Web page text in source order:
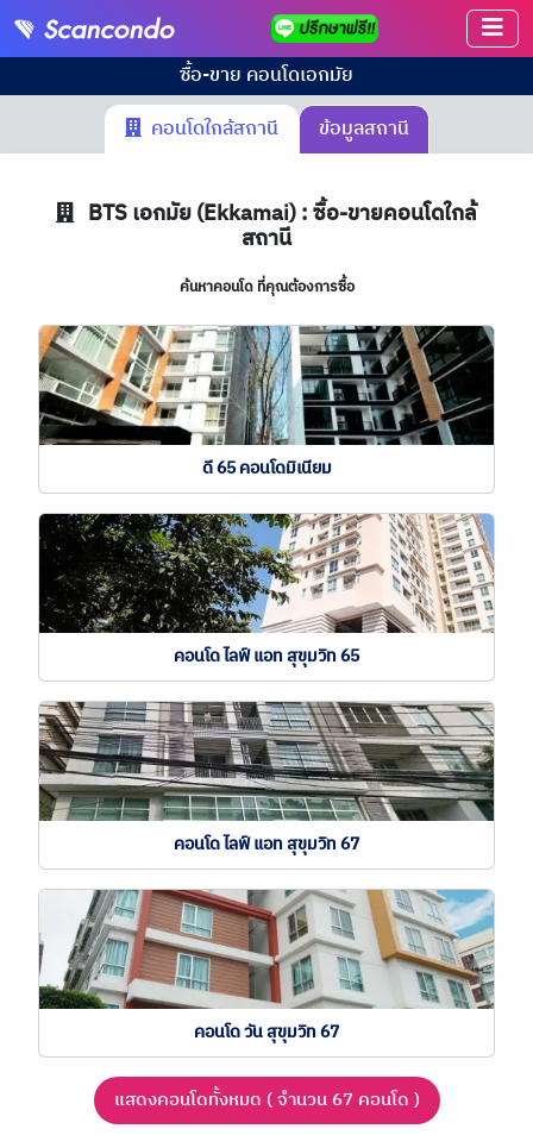
ซื้อ-ขาย คอนโดเอกมัย
คอนโดใกล้สถานี
ข้อมูลสถานี
BTSเอกมัย (Ekkamai) : ซื้อ-ขายคอนโดใกล้
สถานี
ค้นหาคอนโด ที่คุณต้องการซื้อ
ดี 65 คอนโดมิเนียม
คอนโด ไลฟ์ แอท สุขุมวิท 65
คอนโด ไลฟ์ แอท สุขุมวิท 67
คอนโด วัน สุขุมวิท 67
แสดงคอนโดทั้งหมด ( จำนวน 67 คอนโด )